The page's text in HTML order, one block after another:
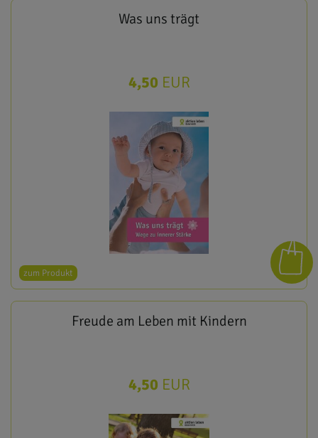
Was uns trägt
4,50 EUR
zum Produkt
Freude am Leben mit Kindern
4,50 EUR